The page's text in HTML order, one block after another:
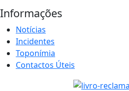
Informações
Notícias
Incidentes
Toponímia
Contactos Úteis